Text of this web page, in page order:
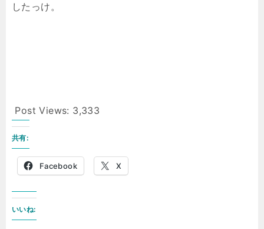
したっけ。
Post Views: 3,333
共有:
Facebook X
いいね: